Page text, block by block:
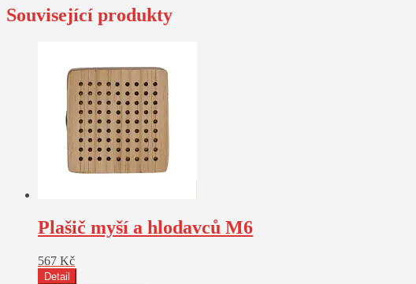
Související produkty
Plašič myší a hlodavců M6
567 Kč
Detail